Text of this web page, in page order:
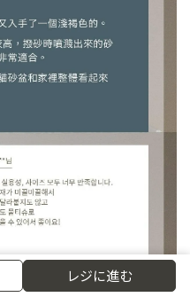
終了
レジに進む